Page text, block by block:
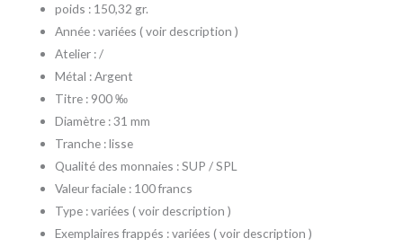
poids : 150,32 gr.
Année : variées ( voir description )
Atelier : /
Métal : Argent
Titre : 900 ‰
Diamètre : 31 mm
Tranche : lisse
Qualité des monnaies : SUP / SPL
Valeur faciale : 100 francs
Type : variées ( voir description )
Exemplaires frappés : variées ( voir description )